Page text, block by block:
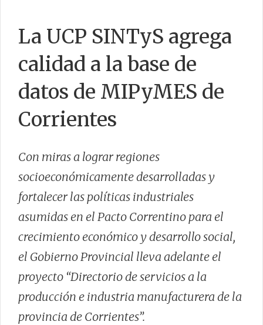
La UCP SINTyS agrega
calidad a la base de
datos de MIPyMES de
Corrientes
Con miras a lograr regiones
socioeconómicamente desarrolladas y
fortalecer las políticas industriales
asumidas en el Pacto Correntino para el
crecimiento económico y desarrollo social,
el Gobierno Provincial lleva adelante el
proyecto “Directorio de servicios a la
producción e industria manufacturera de la
provincia de Corrientes”.